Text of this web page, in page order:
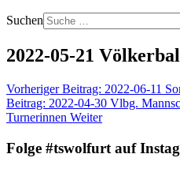
Suchen
2022-05-21
Vorheriger Beitrag: 2022-06-11
Beitrag: 2022-04-30 Vlbg.
Turnerinnen Weiter
Folge #tswolfurt auf